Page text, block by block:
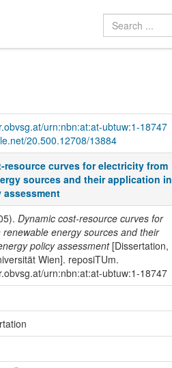
urn:nbn:at:at-ubtuw:1-18747
20.500.12708/13884
resource curves for electricity from
sources and their application in
Dynamic cost-resource curves for
energy sources and their
policy assessment[Dissertation,
Wien]. reposiTUm.
urn:nbn:at:at-ubtuw:1-18747